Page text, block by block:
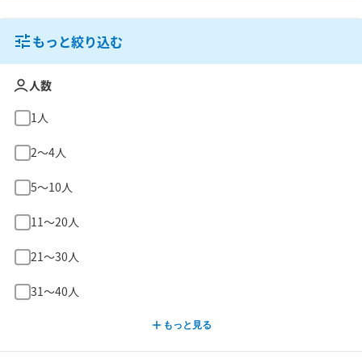
もっと絞り込む
人数
1人
2〜4人
5〜10人
11〜20人
21〜30人
31〜40人
もっと見る